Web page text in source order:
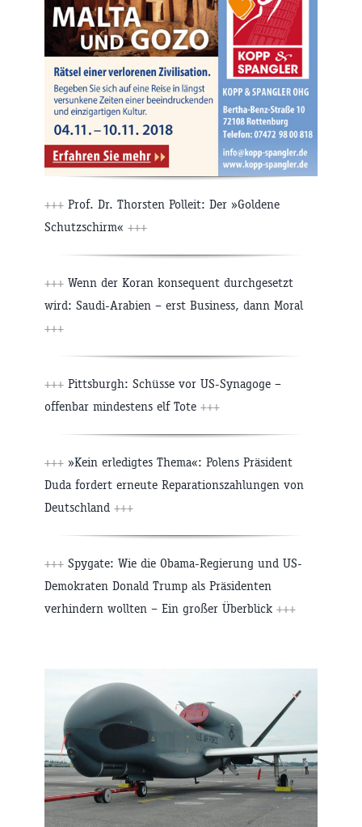
+++ Prof. Dr. Thorsten Polleit: Der »Goldene
Schutzschirm« +++
+++ Wenn der Koran konsequent durchgesetzt
wird: Saudi-Arabien – erst Business, dann Moral
+++
+++ Pittsburgh: Schüsse vor US-Synagoge –
offenbar mindestens elf Tote +++
+++ »Kein erledigtes Thema«: Polens Präsident
Duda fordert erneute Reparationszahlungen von
Deutschland +++
+++ Spygate: Wie die Obama-Regierung und US-
Demokraten Donald Trump als Präsidenten
verhindern wollten – Ein großer Überblick +++